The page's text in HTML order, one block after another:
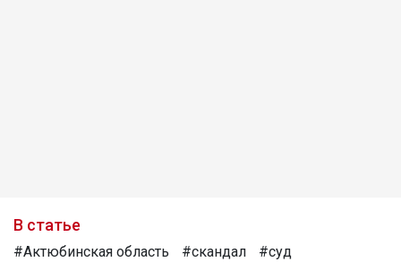
В статье
#Актюбинская область #скандал #суд